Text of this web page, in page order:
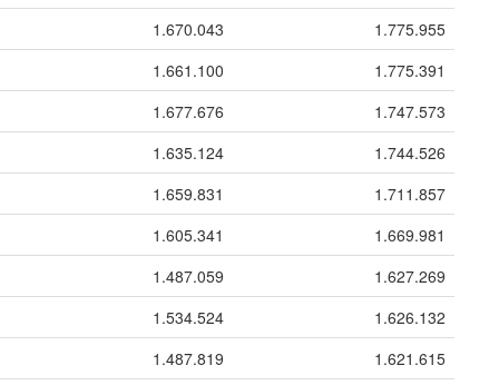
1.670.043
1.775.955
1.661.100
1.775.391
1.677.676
1.747.573
1.635.124
1.744.526
1.659.831
1.711.857
1.605.341
1.669.981
1.487.059
1.627.269
1.534.524
1.626.132
1.487.819
1.621.615